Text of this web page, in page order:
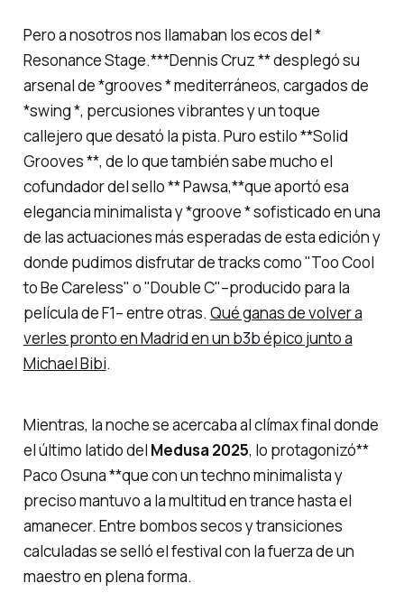
Pero a nosotros nos llamaban los ecos del *
Resonance Stage.***Dennis Cruz ** desplegó su
arsenal de *grooves * mediterráneos, cargados de
*swing *, percusiones vibrantes y un toque
callejero que desató la pista. Puro estilo **Solid
Grooves **, de lo que también sabe mucho el
cofundador del sello ** Pawsa,**que aportó esa
elegancia minimalista y *groove * sofisticado en una
de las actuaciones más esperadas de esta edición y
donde pudimos disfrutar de tracks como "Too Cool
to Be Careless" o "Double C"–producido para la
película de F1– entre otras. Qué ganas de volver a
verles pronto en Madrid en un b3b épico junto a
Michael Bibi.
Mientras, la noche se acercaba al clímax final donde
el último latido del Medusa 2025, lo protagonizó**
Paco Osuna **que con un techno minimalista y
preciso mantuvo a la multitud en trance hasta el
amanecer. Entre bombos secos y transiciones
calculadas se selló el festival con la fuerza de un
maestro en plena forma.